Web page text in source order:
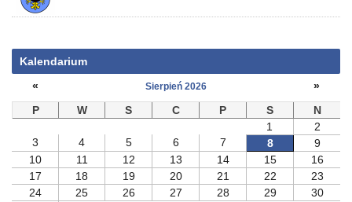
Kalendarium
«
Sierpień 2026
»
P
W S C P S
N
1
2
3
4 5 6 7 8
9
10
11 12 13 14 15
16
17
18 19 20 21 22
23
24
25 26 27 28 29
30